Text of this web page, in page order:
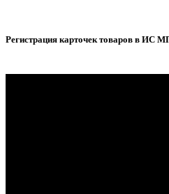
Регистрация карточек товаров в ИС